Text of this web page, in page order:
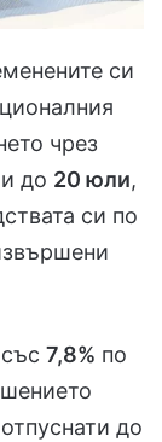
си
чрез
до 20 юли,
си по
7,8% по
до